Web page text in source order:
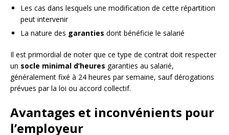
Les cas dans lesquels une modification de cette répartition
peut intervenir
La nature des garanties dont bénéficie le salarié
Il est primordial de noter que ce type de contrat doit respecter
un socle minimal d’heures garanties au salarié,
généralement fixé à 24 heures par semaine, sauf dérogations
prévues par la loi ou accord collectif.
Avantages et inconvénients pour
l’employeur